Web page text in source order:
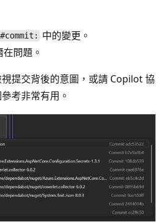
#commit:
中的變更。
問題。
提交背後的意圖，或請 Copilot 協
考非常有用。